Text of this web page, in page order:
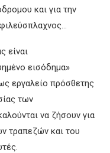
και για την
εισόδημα»
εργαλείο πρόσθετης
των
να ζήσουν για
τραπεζών και του